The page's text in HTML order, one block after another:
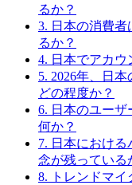
るか？
3. 日本の消費
るか？
4. 日本でアカウ
5. 2026年、日
どの程度か？
6. 日本のユー
何か？
7. 日本におけ
念が残っている
8. トレンドマイ